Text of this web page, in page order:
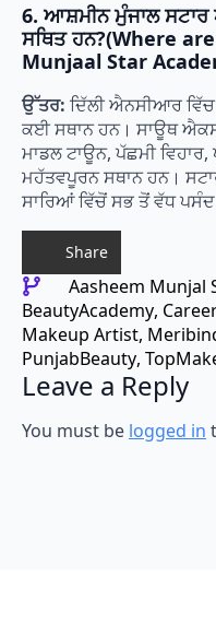
6. ਆਸ਼ਮੀਨ ਮੁੰਜਾਲ
ਸਥਿਤ ਹਨ?(Where
Munjaal Star
ਉੱਤਰ: ਦਿੱਲੀ ਐਨਸੀਆਰ
ਕਈ ਸਥਾਨ ਹਨ। ਸਾਊਥ
ਮਾਡਲ ਟਾਊਨ, ਪੱਛਮੀ
ਮਹੱਤਵਪੂਰਨ ਸਥਾਨ ਹਨ।
ਸਾਰਿਆਂ ਵਿੱਚੋਂ ਸਭ ਤੋਂ ਵੱਧ ਪਸੰਦ
Share
Aasheem Munjal
BeautyAcademy
Makeup Artist
PunjabBeauty
Leave a Reply
You must be logged in